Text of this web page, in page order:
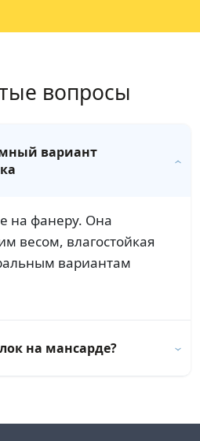
вопросы
вариант
на фанеру. Она
весом, влагостойкая
вариантам
на мансарде?